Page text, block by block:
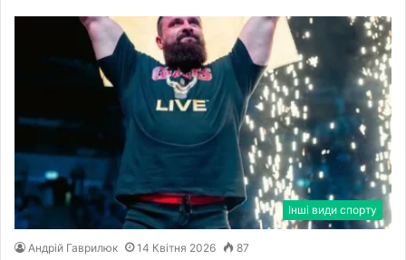
Інші види спорту
Андрій Гаврилюк 14 Квітня 2026 87